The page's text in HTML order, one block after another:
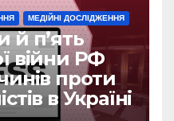
МЕДІЙНІ ДОСЛІДЖЕННЯ
й п’ять
війни РФ
проти
в Україні